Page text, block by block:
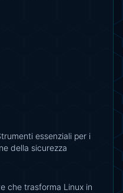
essenziali per i
della sicurezza
che trasforma Linux in